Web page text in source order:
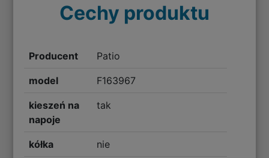
Cechy produktu
Producent Patio
model F163967
kieszeń na
napoje
tak
kółka nie